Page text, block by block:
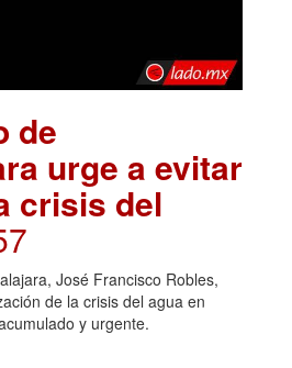
de
urge a evitar
crisis del
José Francisco Robles,
de la crisis del agua en
y urgente.